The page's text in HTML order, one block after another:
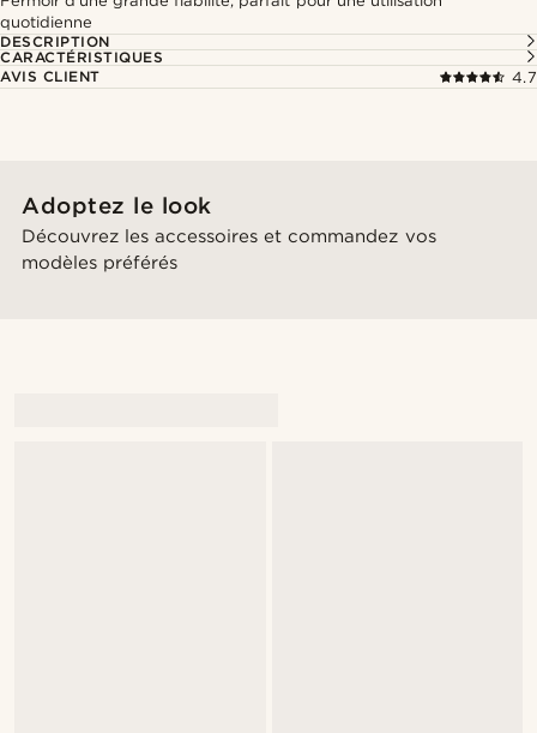
quotidienne
DESCRIPTION
CARACTÉRISTIQUES
AVIS CLIENT
4.7
Adoptez le look
Découvrez les accessoires et commandez vos
modèles préférés